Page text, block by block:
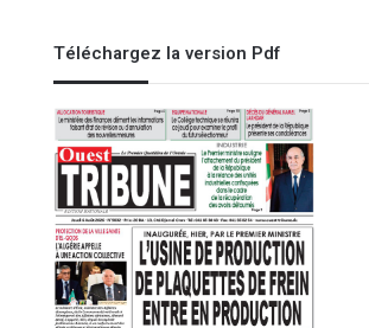
Téléchargez la version Pdf